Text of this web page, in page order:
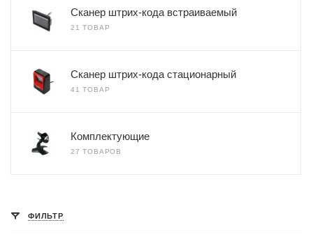
Сканер штрих-кода встраиваемый
21 ТОВАР
Сканер штрих-кода стационарный
41 ТОВАР
Комплектующие
27 ТОВАРОВ
ФИЛЬТР